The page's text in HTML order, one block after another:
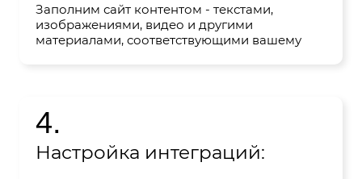
Заполним сайт контентом - текстами,
изображениями, видео и другими
материалами, соответствующими вашему
4.
Настройка интеграций: